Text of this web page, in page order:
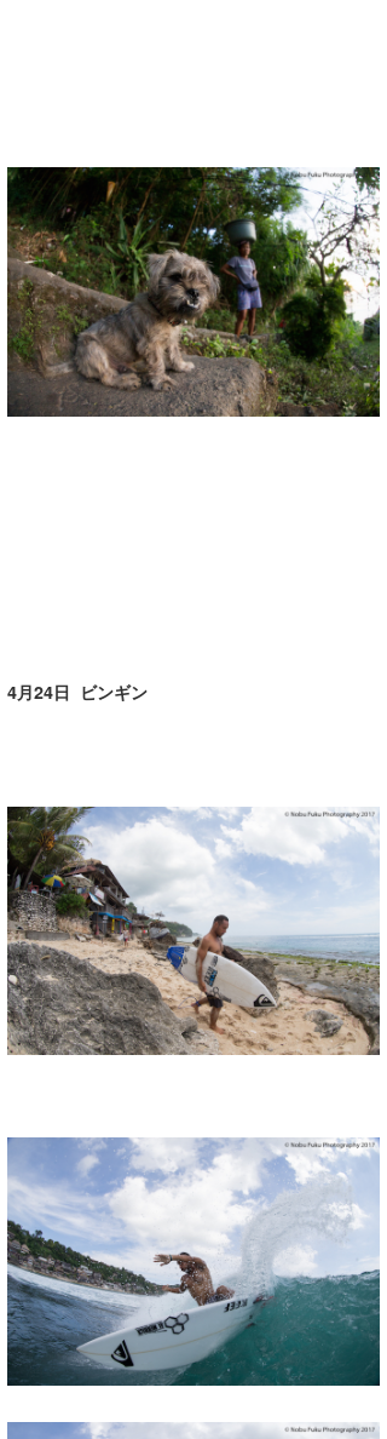
4月24日 ビンギン